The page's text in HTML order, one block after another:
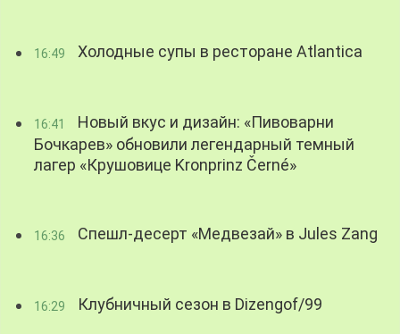
16:49 Холодные супы в ресторане Atlantica
16:41
Новый вкус и дизайн: «Пивоварни
Бочкарев» обновили легендарный темный
лагер «Крушовице Kronprinz Černé»
16:36 Спешл-десерт «Медвезай» в Jules Zang
16:29 Клубничный сезон в Dizengof/99